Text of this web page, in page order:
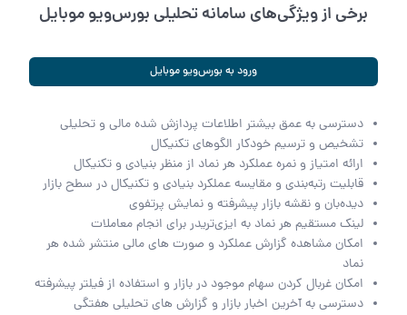
برخی از ویژگی‌های سامانه تحلیلی بورس‌ویو موبایل
ورود به بورس‌ویو موبایل
دسترسی به عمق بیشتر اطلاعات پردازش شده مالی و تحلیلی
تشخیص و ترسیم خودکار الگوهای تکنیکال
ارائه امتیاز و نمره عملکرد هر نماد از منظر بنیادی و تکنیکال
قابلیت رتبه‌بندی و مقایسه عملکرد بنیادی و تکنیکال در سطح بازار
دیده‌بان و نقشه بازار پیشرفته و نمایش پرتفوی
لینک مستقیم هر نماد به ایزی‌تریدر برای انجام معاملات
امکان مشاهده گزارش عملکرد و صورت های مالی منتشر شده هر
نماد
امکان غربال کردن سهام موجود در بازار و استفاده از فیلتر پیشرفته
دسترسی به آخرین اخبار بازار و گزارش های تحلیلی هفتگی